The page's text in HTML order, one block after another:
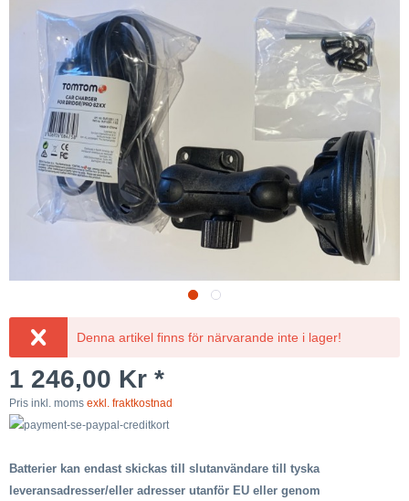
Denna artikel finns för närvarande inte i lager!
1 246,00 Kr *
Pris inkl. moms exkl. fraktkostnad
Batterier kan endast skickas till slutanvändare till tyska
leveransadresser/eller adresser utanför EU eller genom